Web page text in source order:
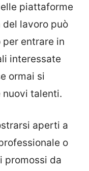
piattaforme
lavoro può
entrare in
interessate
ormai si
talenti.
aperti a
o
promossi da